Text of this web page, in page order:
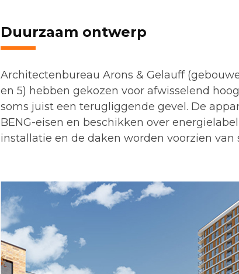
Duurzaam ontwerp
Architectenbureau Arons & Gelauff
en 5) hebben gekozen voor afwisselend
soms juist een terugliggende gevel. De
BENG-eisen en beschikken over
installatie en de daken worden voorzien van